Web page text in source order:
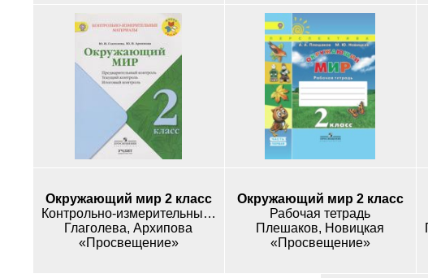
Окружающий мир 2 класс
Контрольно-измерительные материалы
Глаголева, Архипова
«Просвещение»
Окружающий мир 2 класс
Рабочая тетрадь
Плешаков, Новицкая
«Просвещение»